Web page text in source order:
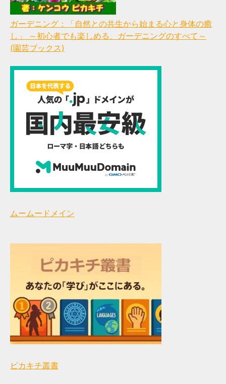
ガーデニング：「自然との共生から始まる心と身体の癒
し」 ～初心者でも楽しめる、ガーデニングのすべて～
(園芸ブックス)
ムームードメイン
ピカキチ叢書